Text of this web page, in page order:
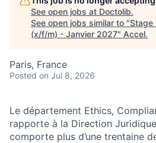
See open jobs at Doctolib.
See open jobs similar to "Stage
(x/f/m) - Janvier 2027" Accel.
Paris, France
Posted on Jul 8, 2026
Le département Ethics,
rapporte à la Direction
comporte plus d’une trentaine